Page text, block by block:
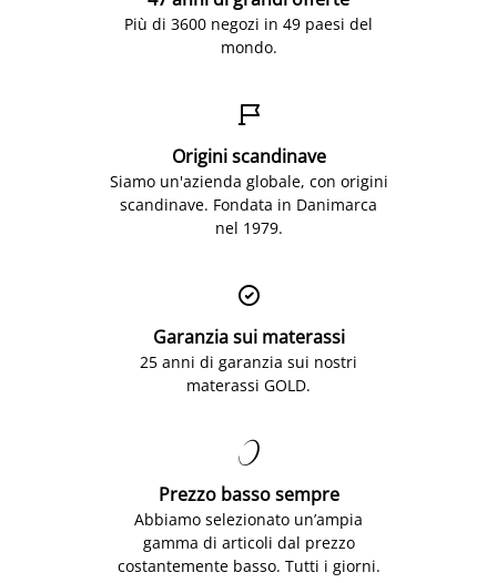
Più di 3600 negozi in 49 paesi del
mondo.

Origini scandinave
Siamo un'azienda globale, con origini
scandinave. Fondata in Danimarca
nel 1979.

Garanzia sui materassi
25 anni di garanzia sui nostri
materassi GOLD.

Prezzo basso sempre
Abbiamo selezionato un’ampia
gamma di articoli dal prezzo
costantemente basso. Tutti i giorni.